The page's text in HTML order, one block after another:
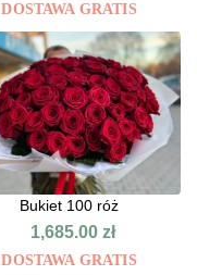
DOSTAWA GRATIS
Bukiet 100 róż
1,685.00 zł
DOSTAWA GRATIS